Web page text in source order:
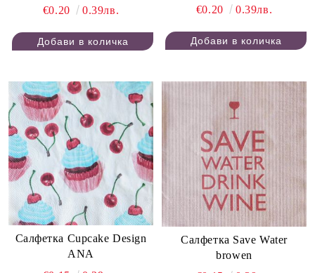
€0.20 0.39лв. €0.20 0.39лв.
Салфетка Cupcake Design
ANA
Салфетка Save Water
browen